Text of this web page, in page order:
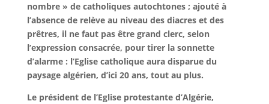
nombre » de catholiques autochtones ; ajouté à
l’absence de relève au niveau des diacres et des
prêtres, il ne faut pas être grand clerc, selon
l’expression consacrée, pour tirer la sonnette
d’alarme : l’Eglise catholique aura disparue du
paysage algérien, d’ici 20 ans, tout au plus.
Le président de l’Eglise protestante d’Algérie,